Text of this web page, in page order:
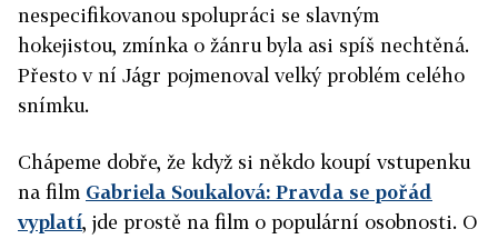
nespecifikovanou spolupráci se slavným
hokejistou, zmínka o žánru byla asi spíš nechtěná.
Přesto v ní Jágr pojmenoval velký problém celého
snímku.
Chápeme dobře, že když si někdo koupí vstupenku
na film Gabriela Soukalová: Pravda se pořád
vyplatí, jde prostě na film o populární osobnosti. O